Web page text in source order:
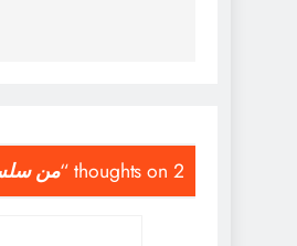
2 thoughts on “ من